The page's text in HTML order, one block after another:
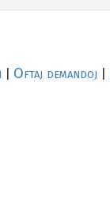
Oftaj demandoj